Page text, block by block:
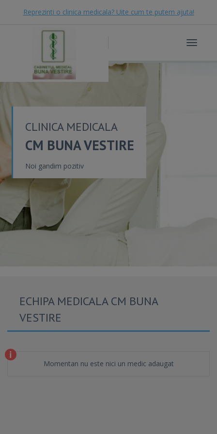
Reprezinti o clinica medicala? Uite cum te putem ajuta!
Toggle
CLINICA MEDICALA
CM BUNA VESTIRE
Noi gandim pozitiv
ECHIPA MEDICALA CM BUNA
VESTIRE
Momentan nu este nici un medic adaugat